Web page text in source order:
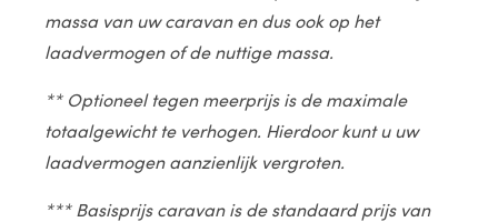
massa van uw caravan en dus ook op het
laadvermogen of de nuttige massa.
** Optioneel tegen meerprijs is de maximale
totaalgewicht te verhogen. Hierdoor kunt u uw
laadvermogen aanzienlijk vergroten.
*** Basisprijs caravan is de standaard prijs van